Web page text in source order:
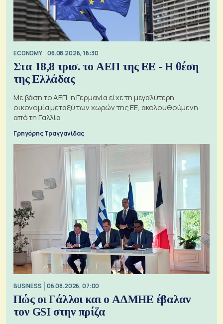
ECONOMY 06.08.2026, 16:30
Στα 18,8 τρισ. το ΑΕΠ της ΕΕ - Η θέση
της Ελλάδας
Με βάση το ΑΕΠ, η Γερμανία είχε τη μεγαλύτερη
οικονομία μεταξύ των χωρών της ΕΕ, ακολουθούμενη
από τη Γαλλία
Γρηγόρης Τραγγανίδας
BUSINESS 06.08.2026, 07:00
Πώς οι Γάλλοι και ο ΑΔΜΗΕ έβαλαν
τον GSI στην πρίζα